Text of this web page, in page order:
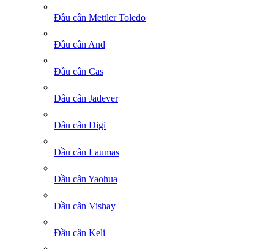
Đầu cân Mettler Toledo
Đầu cân And
Đầu cân Cas
Đầu cân Jadever
Đầu cân Digi
Đầu cân Laumas
Đầu cân Yaohua
Đầu cân Vishay
Đầu cân Keli